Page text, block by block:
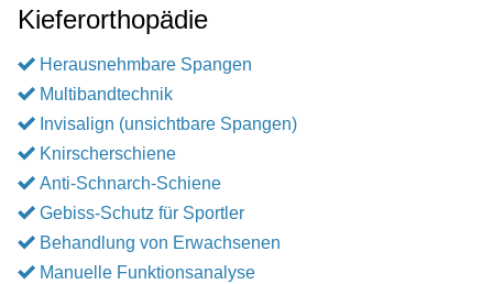
Kieferorthopädie
Herausnehmbare Spangen
Multibandtechnik
Invisalign (unsichtbare Spangen)
Knirscherschiene
Anti-Schnarch-Schiene
Gebiss-Schutz für Sportler
Behandlung von Erwachsenen
Manuelle Funktionsanalyse